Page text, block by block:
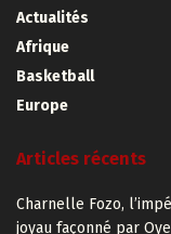
Actualités
Afrique
Basketball
Europe
Articles récents
Charnelle Fozo,
joyau façonné par